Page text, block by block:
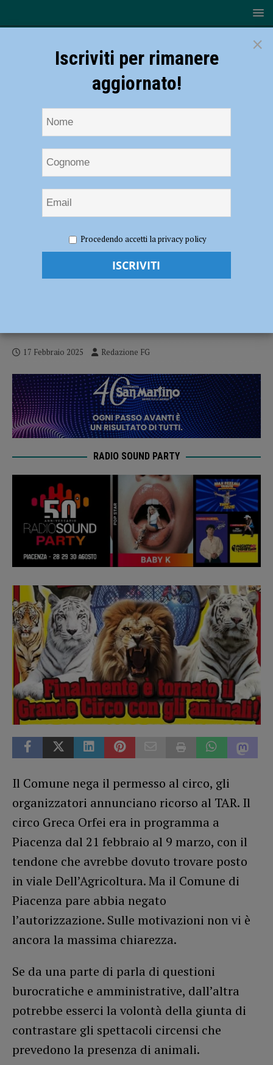
l’autorizzazione al circo con gli animali a pochi giorni dall’arrivo? E’
Il Comune nega l’autorizzazione al circo
17 Febbraio 2025 Redazione FG
RADIO SOUND PARTY
Il Comune nega il permesso al circo, gli
organizzatori annunciano ricorso al TAR. Il
circo Greca Orfei era in programma a
Piacenza dal 21 febbraio al 9 marzo, con il
tendone che avrebbe dovuto trovare posto
in viale Dell’Agricoltura. Ma il Comune di
Piacenza pare abbia negato
l’autorizzazione. Sulle motivazioni non vi è
ancora la massima chiarezza.
Se da una parte di parla di questioni
burocratiche e amministrative, dall’altra
potrebbe esserci la volontà della giunta di
contrastare gli spettacoli circensi che
prevedono la presenza di animali.
×
Iscriviti per rimanere
aggiornato!
Procedendo accetti la privacy policy